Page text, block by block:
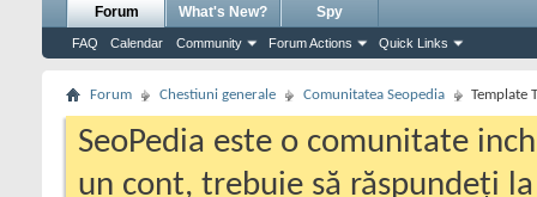
Forum
FAQ Calendar Community Forum Actions Quick Links
What's New? Spy
Forum Chestiuni generale Comunitatea Seopedia Template
SeoPedia este o comunitate
un cont, trebuie să răspundeți